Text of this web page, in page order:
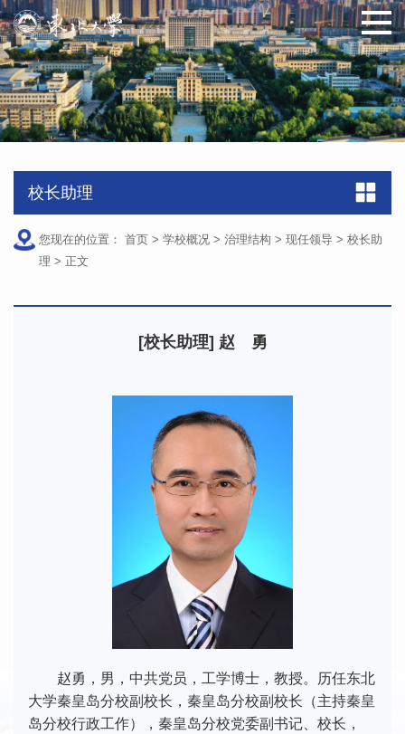
校长助理
您现在的位置： 首页 > 学校概况 > 治理结构 > 现任领导 > 校长助
理 > 正文
[校长助理] 赵 勇
赵勇，男，中共党员，工学博士，教授。历任东北
大学秦皇岛分校副校长，秦皇岛分校副校长（主持秦皇
岛分校行政工作），秦皇岛分校党委副书记、校长，
原图